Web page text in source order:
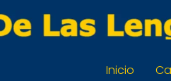
Inicio